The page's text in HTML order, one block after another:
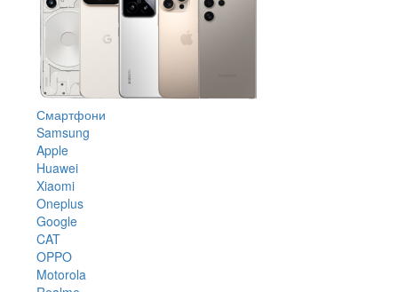
Смартфони
Samsung
Apple
Huawei
Xiaomi
Oneplus
Google
CAT
OPPO
Motorola